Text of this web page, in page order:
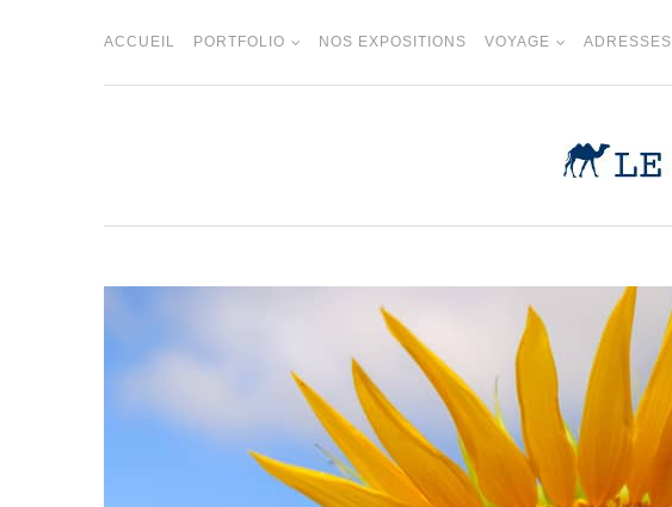
ACCUEIL PORTFOLIO NOS EXPOSITIONS VOYAGE ADRESSES